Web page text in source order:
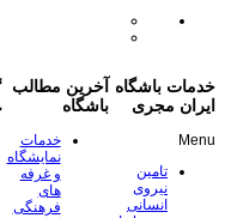
آخرین مطالب
باشگاه
خدمات
نمایشگاه
و غرفه
های
فرهنگی
خدمات باشگاه
ایران مجری
Menu
تامین
نیروی
انسانی